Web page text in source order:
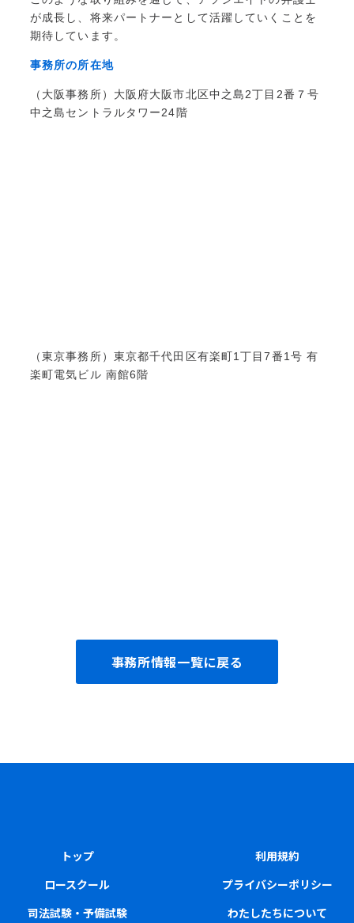
が成長し、将来パートナーとして活躍していくことを
期待しています。
事務所の所在地
（大阪事務所）大阪府大阪市北区中之島2丁目2番７号
中之島セントラルタワー24階
（東京事務所）東京都千代田区有楽町1丁目7番1号 有
楽町電気ビル 南館6階
事務所情報一覧に戻る
トップ
ロースクール
司法試験・予備試験
利用規約
プライバシーポリシー
わたしたちについて